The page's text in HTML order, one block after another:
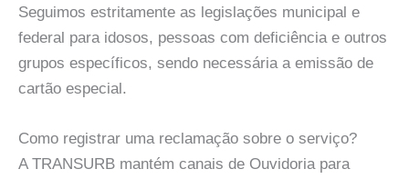
Seguimos estritamente as legislações municipal e
federal para idosos, pessoas com deficiência e outros
grupos específicos, sendo necessária a emissão de
cartão especial.
Como registrar uma reclamação sobre o serviço?
A TRANSURB mantém canais de Ouvidoria para